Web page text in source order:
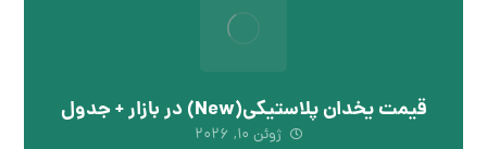
قیمت یخدان پلاستیکی(New) در بازار + جدول
ژوئن ۱۰, ۲۰۲۶